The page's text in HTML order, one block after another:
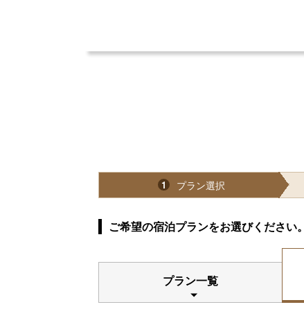
1 プラン選択
ご希望の宿泊プランをお選びください。
プラン一覧